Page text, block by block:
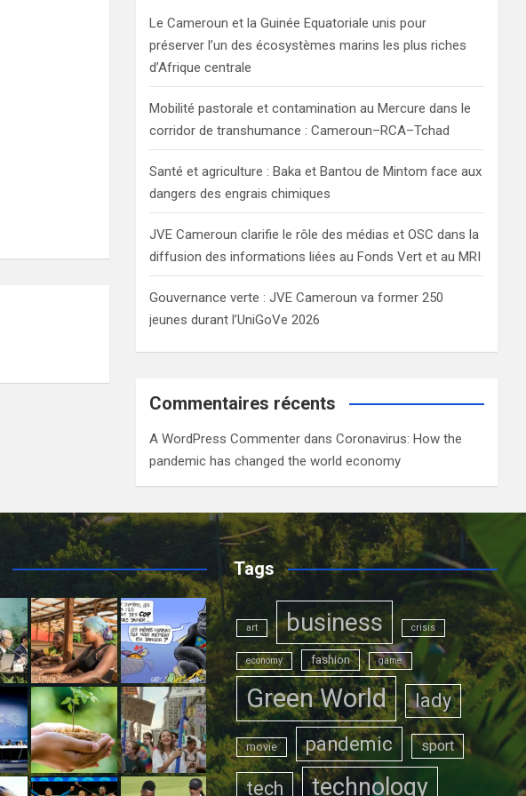
Le Cameroun et la Guinée Equatoriale unis pour
préserver l’un des écosystèmes marins les plus riches
d’Afrique centrale
Mobilité pastorale et contamination au Mercure dans le
corridor de transhumance : Cameroun–RCA–Tchad
Santé et agriculture : Baka et Bantou de Mintom face aux
dangers des engrais chimiques
JVE Cameroun clarifie le rôle des médias et OSC dans la
diffusion des informations liées au Fonds Vert et au MRI
Gouvernance verte : JVE Cameroun va former 250
jeunes durant l’UniGoVe 2026
Commentaires récents
A WordPress Commenter dansCoronavirus: How the
pandemic has changed the world economy
Tags
art business crisis
economy fashion game
Green World lady
movie pandemic sport
tech technology